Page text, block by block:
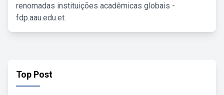
renomadas instituições acadêmicas globais -
fdp.aau.edu.et.
Top Post